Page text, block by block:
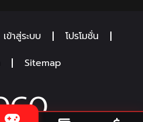
เข้าสู่ระบบ
โปรโมชั่น
Sitemap